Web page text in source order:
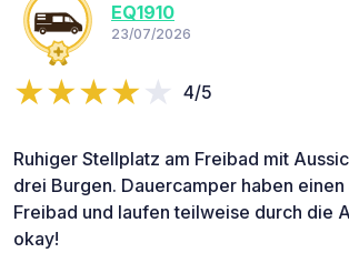
EQ1910
23/07/2026
4/5
Ruhiger Stellplatz am Freibad mit
drei Burgen. Dauercamper haben einen
Freibad und laufen teilweise durch die
okay!